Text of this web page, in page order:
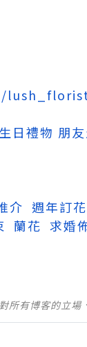
生日禮物 朋
介 週年訂花
蘭花 求婚
有博客的立